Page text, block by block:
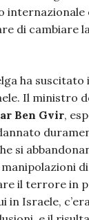
di cambiare
ha
Il ministro
Ben Gvir,
si
il terrore in
in Israele,